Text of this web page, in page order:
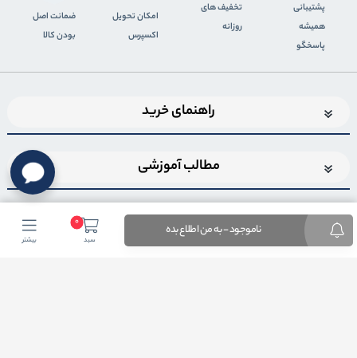
ناموجود - به من اطلاع بده 0
سبد بیشتر
پشتیبانی
همیشه
پاسخگو
تخفیف های
روزانه
اﻣﮑﺎن ﺗﺤﻮﯾﻞ
اﮐﺴﭙﺮس
ضمانت اصل
بودن کالا
راهنمای خرید
مطالب آموزشی